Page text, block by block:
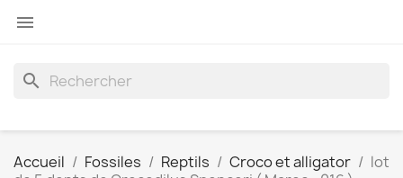

search
Accueil Fossiles Reptils Croco et alligator
lot